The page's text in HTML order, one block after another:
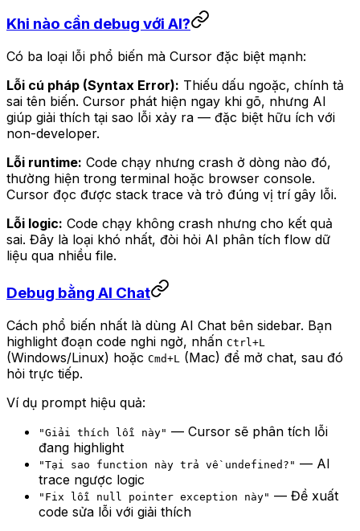
Khi nào cần debug với AI?
Có ba loại lỗi phổ biến mà Cursor đặc biệt mạnh:
Lỗi cú pháp (Syntax Error): Thiếu dấu ngoặc, chính tả
sai tên biến. Cursor phát hiện ngay khi gõ, nhưng AI
giúp giải thích tại sao lỗi xảy ra — đặc biệt hữu ích với
non-developer.
Lỗi runtime: Code chạy nhưng crash ở dòng nào đó,
thường hiện trong terminal hoặc browser console.
Cursor đọc được stack trace và trỏ đúng vị trí gây lỗi.
Lỗi logic: Code chạy không crash nhưng cho kết quả
sai. Đây là loại khó nhất, đòi hỏi AI phân tích flow dữ
liệu qua nhiều file.
Debug bằng AI Chat
Cách phổ biến nhất là dùng AI Chat bên sidebar. Bạn
highlight đoạn code nghi ngờ, nhấn Ctrl+L
(Windows/Linux) hoặc Cmd+L
(Mac) để mở chat, sau đó
hỏi trực tiếp.
Ví dụ prompt hiệu quả:
"Giải thích lỗi này" — Cursor sẽ phân tích lỗi
đang highlight
"Tại sao function này trả về undefined?" — AI
trace ngược logic
"Fix lỗi null pointer exception này" — Đề xuất
code sửa lỗi với giải thích